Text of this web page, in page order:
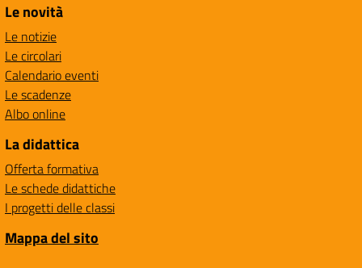
Le novità
Le notizie
Le circolari
Calendario eventi
Le scadenze
Albo online
La didattica
Offerta formativa
Le schede didattiche
I progetti delle classi
Mappa del sito